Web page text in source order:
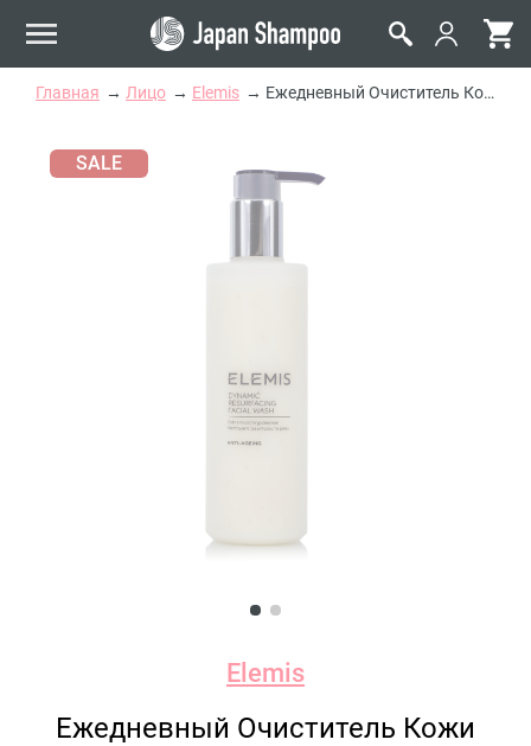
Главная Лицо Elemis Ежедневный Очиститель Кожи «Динамическая Шлифовка» Elemis Dynamic Resurfacing Facial Wash
SALE
Elemis
Ежедневный Очиститель Кожи